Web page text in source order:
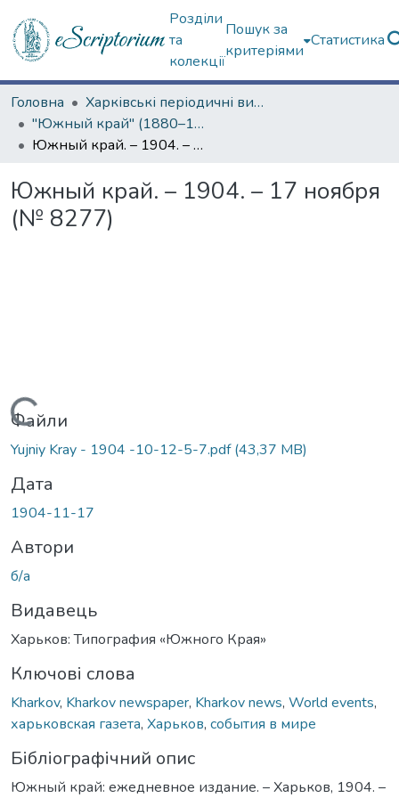
Розділи
та
колекції
Пошук за
критеріями
Статистика
Головна
Харківські періодичні видання
"Южный край" (1880–1919 гг.)
Южный край. – 1904. – 17 ноября (№ 8277)
Южный край. – 1904. – 17 ноября
(№ 8277)
Вантажиться...
Файли
Yujniy Kray - 1904 -10-12-5-7.pdf(43,37 MB)
Дата
1904-11-17
Автори
б/а
Видавець
Харьков: Типография «Южного Края»
Ключові слова
Kharkov, Kharkov newspaper, Kharkov news, World events,
харьковская газета, Харьков, события в мире
Бібліографічний опис
Южный край: ежедневное издание. – Харьков, 1904. –